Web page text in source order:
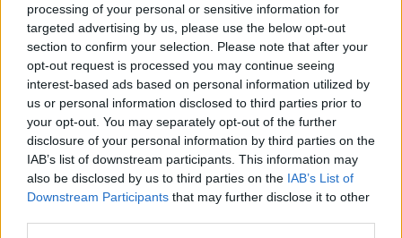
processing of your personal or sensitive information for
targeted advertising by us, please use the below opt-out
section to confirm your selection. Please note that after your
opt-out request is processed you may continue seeing
interest-based ads based on personal information utilized by
us or personal information disclosed to third parties prior to
your opt-out. You may separately opt-out of the further
disclosure of your personal information by third parties on the
IAB’s list of downstream participants. This information may
also be disclosed by us to third parties on the IAB’s List of
Downstream Participants that may further disclose it to other
a un vero e propriotsunami, mettendo in ginocchio
territori già fragili.
La visita della presidente Meloni a Niscemi
rappresenta un momento cruciale per affrontare le
sfide legate al maltempo e ai danni che ha
comportato. È necessario un impegno congiunto e
strategie mirate per garantire un futuro più sicuro
per i cittadini siciliani.